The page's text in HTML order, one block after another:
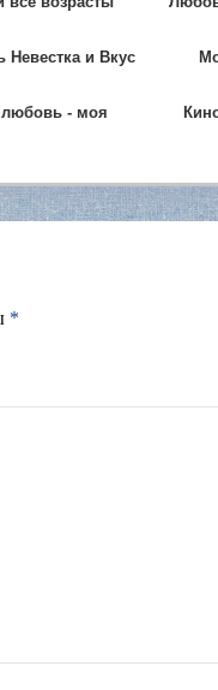
Невестка и Вкус
- моя
*